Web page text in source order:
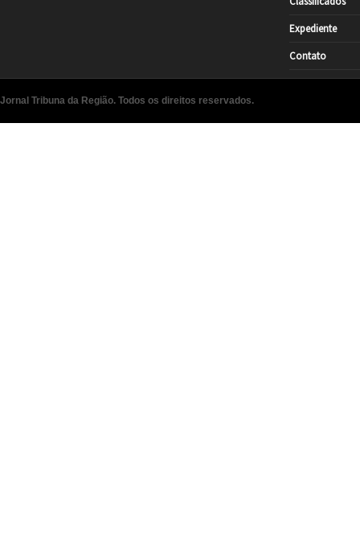
Expediente
Contato
Jornal Tribuna da Região. Todos os direitos reservados.